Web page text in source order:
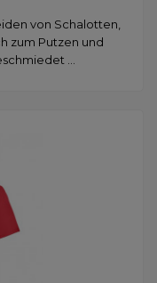
von Schalotten,
zum Putzen und
...